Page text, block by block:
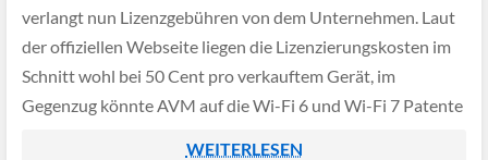
verlangt nun Lizenzgebühren von dem Unternehmen. Laut
der offiziellen Webseite liegen die Lizenzierungskosten im
Schnitt wohl bei 50 Cent pro verkauftem Gerät, im
Gegenzug könnte AVM auf die Wi-Fi 6 und Wi-Fi 7 Patente
WEITERLESEN